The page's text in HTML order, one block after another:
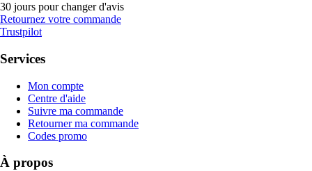
30 jours pour changer d'avis
Retournez votre commande
Trustpilot
Services
Mon compte
Centre d'aide
Suivre ma commande
Retourner ma commande
Codes promo
À propos